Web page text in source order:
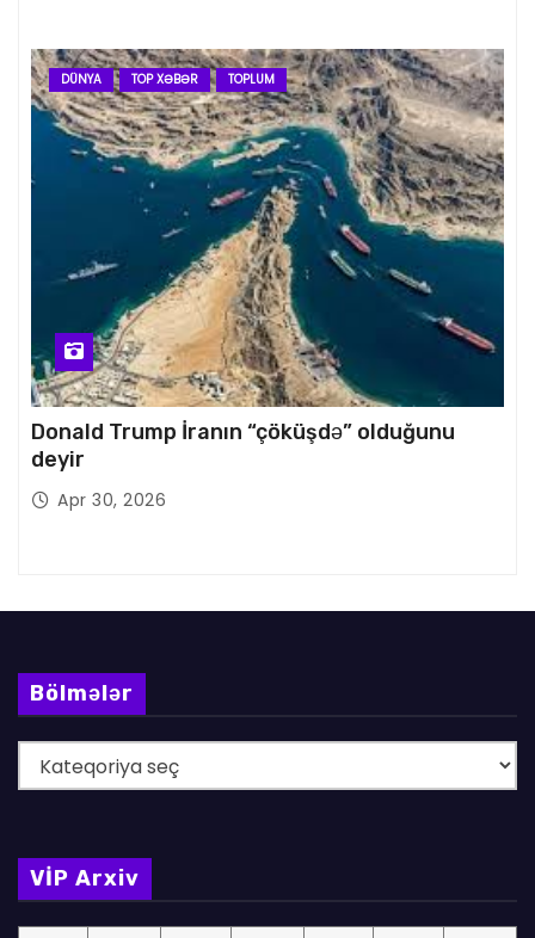
DÜNYA TOP XƏBƏR TOPLUM
Donald Trump İranın “çöküşdə” olduğunu
deyir
Apr 30, 2026
Bölmələr
ö
m
l
VİP Arxiv